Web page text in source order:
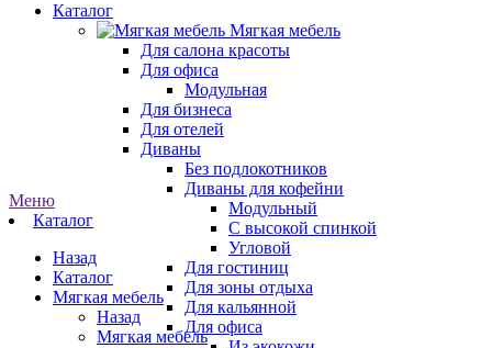
Каталог
Мягкая мебель
Для салона красоты
Для офиса
Модульная
Для бизнеса
Для отелей
Диваны
Без подлокотников
Диваны для кофейни
Модульный
С высокой спинкой
Угловой
Для гостиниц
Для зоны отдыха
Для кальянной
Для офиса
Меню
Каталог
Назад
Каталог
Мягкая мебель
Назад
Мягкая мебель